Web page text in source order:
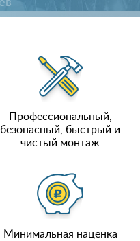
Профессиональный,
безопасный, быстрый и
чистый монтаж
Минимальная наценка